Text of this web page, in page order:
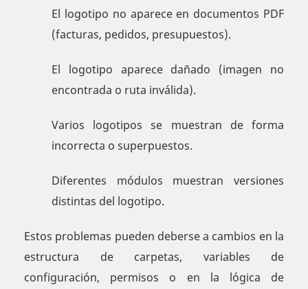
El logotipo no aparece en documentos PDF
(facturas, pedidos, presupuestos).
El logotipo aparece dañado (imagen no
encontrada o ruta inválida).
Varios logotipos se muestran de forma
incorrecta o superpuestos.
Diferentes módulos muestran versiones
distintas del logotipo.
Estos problemas pueden deberse a cambios en la
estructura de carpetas, variables de
configuración, permisos o en la lógica de